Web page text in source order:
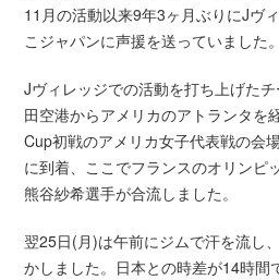
11月の活動以来9年3ヶ月ぶりにJヴ
こジャパンに声援を送っていました。
Jヴィレッジでの活動を打ち上げた
田空港からアメリカのアトランタを
Cup初戦のアメリカ女子代表戦の会
に到着、ここでフランスのオリンピ
熊谷紗希選手が合流しました。
翌25日(月)は午前にジムで汗を流し
かしました。日本との時差が14時間